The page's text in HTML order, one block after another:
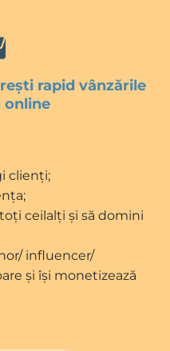
rapid vânzările
online
clienți;
ceilalți și să domini
influencer/
și își monetizează